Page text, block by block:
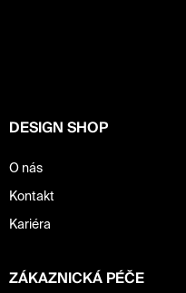
DESIGN SHOP
O nás
Kontakt
Kariéra
ZÁKAZNICKÁ PÉČE